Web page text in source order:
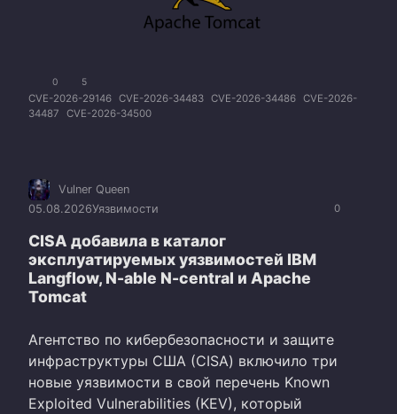
0 5
CVE-2026-29146 CVE-2026-34483 CVE-2026-34486 CVE-2026-
34487
CVE-2026-34500
0
Vulner Queen
05.08.2026Уязвимости
CISA добавила в каталог
эксплуатируемых уязвимостей IBM
Langflow, N-able N-central и Apache
Tomcat
Агентство по кибербезопасности и защите
инфраструктуры США (CISA) включило три
новые уязвимости в свой перечень Known
Exploited Vulnerabilities (KEV), который